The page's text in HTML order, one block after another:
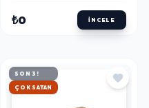
KOLI
₺0 İNCELE
SON 3!
HIZLI KARGO